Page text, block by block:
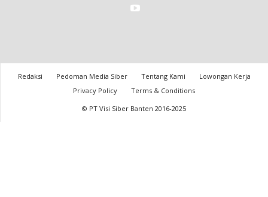
Redaksi Pedoman Media Siber Tentang Kami
Lowongan Kerja
Privacy Policy
Terms & Conditions
© PT Visi Siber Banten 2016-2025